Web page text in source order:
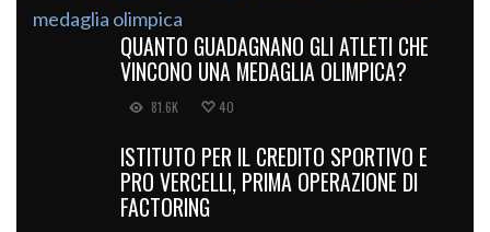
QUANTO GUADAGNANO GLI ATLETI CHE
VINCONO UNA MEDAGLIA OLIMPICA?
81.6K 40
ISTITUTO PER IL CREDITO SPORTIVO E
PRO VERCELLI, PRIMA OPERAZIONE DI
FACTORING